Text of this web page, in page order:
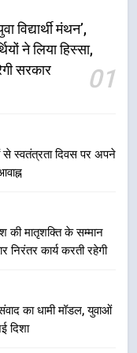
विद्यार्थी मंथन’,
ने लिया हिस्सा,
सरकार
01
से स्वतंत्रता दिवस पर अपने
की मातृशक्ति के सम्मान
कार्य करती रहेगी
का धामी मॉडल, युवाओं
दिशा
शक्ति, सामाजिक
संस्कृति का सशक्त
ने लिया हिस्सा,
नीतियों में शामिल
अपने घरों में तिरंगा
कहा कि प्रदेश की